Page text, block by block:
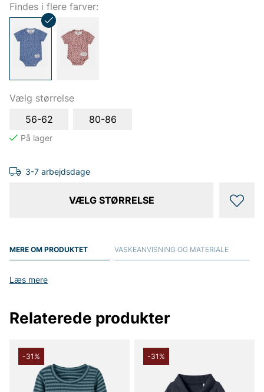
Findes i flere farver:
Vælg størrelse
56-62
80-86
3-7 arbejdsdage
VÆLG STØRRELSE
MERE OM PRODUKTET
Læs mere
VASKEANVISNING OG MATERIALE
Relaterede produkter
-31% -31%